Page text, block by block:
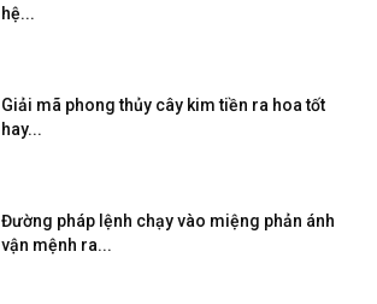
hệ...
Giải mã phong thủy cây kim tiền ra hoa tốt
hay...
Đường pháp lệnh chạy vào miệng phản ánh
vận mệnh ra...